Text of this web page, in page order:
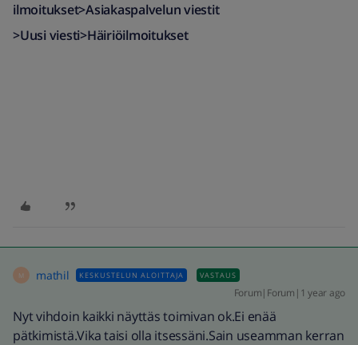
ilmoitukset>Asiakaspalvelun viestit
>Uusi viesti>Häiriöilmoitukset
M mathil KESKUSTELUN ALOITTAJA VASTAUS
Forum|Forum|1 year ago
Nyt vihdoin kaikki näyttäs toimivan ok.Ei enää
pätkimistä.Vika taisi olla itsessäni.Sain useamman kerran